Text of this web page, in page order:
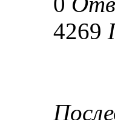
4269